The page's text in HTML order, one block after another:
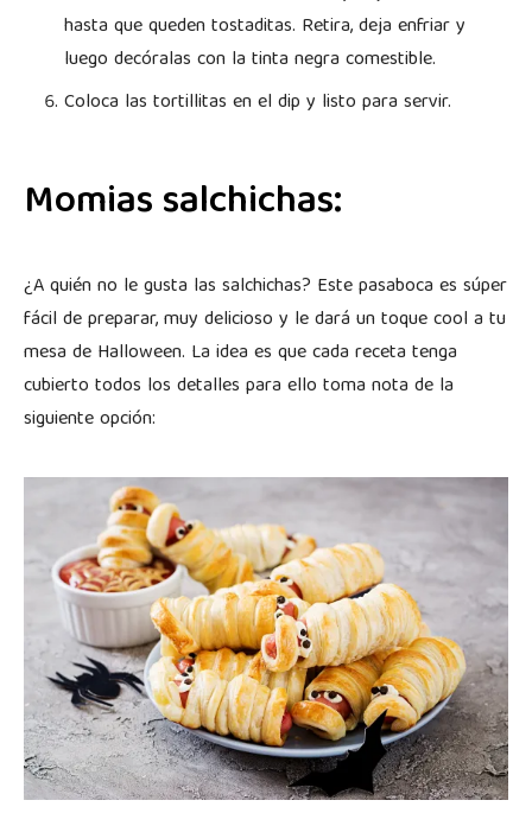
hasta que queden tostaditas. Retira, deja enfriar y
luego decóralas con la tinta negra comestible.
Coloca las tortillitas en el dip y listo para servir.
Momias salchichas:
¿A quién no le gusta las salchichas? Este pasaboca es súper
fácil de preparar, muy delicioso y le dará un toque cool a tu
mesa de Halloween. La idea es que cada receta tenga
cubierto todos los detalles para ello toma nota de la
siguiente opción: